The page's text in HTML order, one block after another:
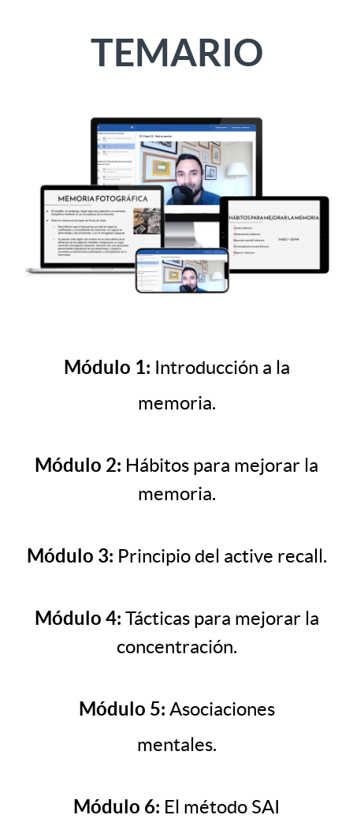
TEMARIO
Módulo 1: Introducción a la
memoria.
Módulo 2: Hábitos para mejorar la
memoria.
Módulo 3: Principio del active recall.
Módulo 4: Tácticas para mejorar la
concentración.
Módulo 5: Asociaciones
mentales.
Módulo 6: El método SAI